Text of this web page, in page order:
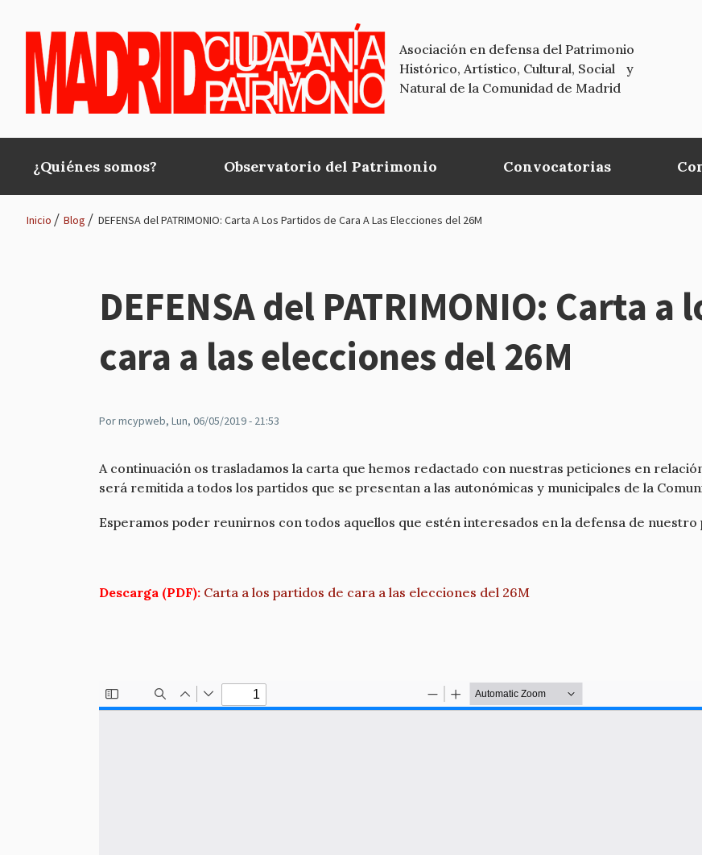
Asociación en defensa del Patrimonio
Histórico, Artístico, Cultural, Social y
Natural de la Comunidad de Madrid
Main
navigation
¿Quiénes somos? Observatorio del Patrimonio Convocatorias
Inicio Blog DEFENSA del PATRIMONIO: Carta A Los Partidos de Cara A Las Elecciones del 26M
DEFENSA del PATRIMONIO: Carta
cara a las elecciones del 26M
Pormcypweb, Lun, 06/05/2019 - 21:53
A continuación os trasladamos la carta que hemos redactado con nuestras peticiones en
será remitida a todos los partidos que se presentan a las autonómicas y municipales de la
Esperamos poder reunirnos con todos aquellos que estén interesados en la defensa de
Descarga (PDF): Carta a los partidos de cara a las elecciones del 26M